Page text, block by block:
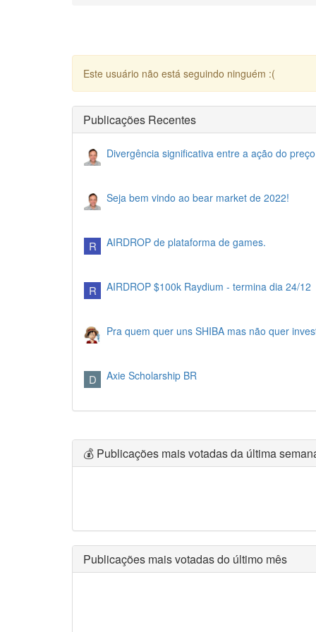
Este usuário não está seguindo ninguém :(
Publicações Recentes
Divergência significativa entre a ação do
Seja bem vindo ao bear market de 2022!
R AIRDROP de plataforma de games.
R AIRDROP $100k Raydium - termina dia 24/12
Pra quem quer uns SHIBA mas não quer
D Axie Scholarship BR
💰 Publicações mais votadas da última
Publicações mais votadas do último mês